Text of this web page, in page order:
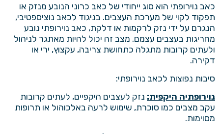
כאב נוירופתי הוא סוג ייחודי של כאב כרוני הנובע מנזק או
תפקוד לקוי של מערכת העצבים. בניגוד לכאב נוציספטיבי,
הנגרם על ידי נזק לרקמות או דלקת, כאב נוירופתי נובע
מחריגות בעצבים עצמם. מצב זה יכול להיות מאתגר לניהול
ולעתים קרובות מתגלה כתחושת צריבה, עקצוץ, ירי או
דקירה.
סיבות נפוצות לכאב נוירופתי:
נוירופתיה היקפית: נזק לעצבים היקפיים, לעתים קרובות
עקב מצבים כמו סוכרת, שימוש לרעה באלכוהול או תרופות
מסוימות.